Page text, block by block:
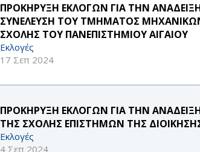
ΠΡΟΚΗΡΥΞΗ ΕΚΛΟΓΩΝ ΓΙΑ ΤΗΝ
ΣΥΝΕΛΕΥΣΗ ΤΟΥ ΤΜΗΜΑΤΟΣ
ΣΧΟΛΗΣ ΤΟΥ ΠΑΝΕΠΙΣΤΗΜΙΟΥ ΑΙΓΑΙΟΥ
Εκλογές
17 Σεπ 2024
ΠΡΟΚΗΡΥΞΗ ΕΚΛΟΓΩΝ ΓΙΑ ΤΗΝ
ΤΗΣ ΣΧΟΛΗΣ ΕΠΙΣΤΗΜΩΝ ΤΗΣ
Εκλογές
4 Σεπ 2024